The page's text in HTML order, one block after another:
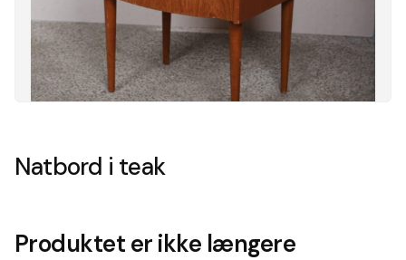
Natbord i teak
Produktet er ikke længere